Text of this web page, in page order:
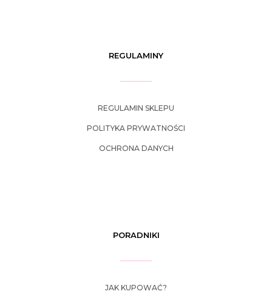
REGULAMINY
REGULAMIN SKLEPU
POLITYKA PRYWATNOŚCI
OCHRONA DANYCH
PORADNIKI
JAK KUPOWAĆ?